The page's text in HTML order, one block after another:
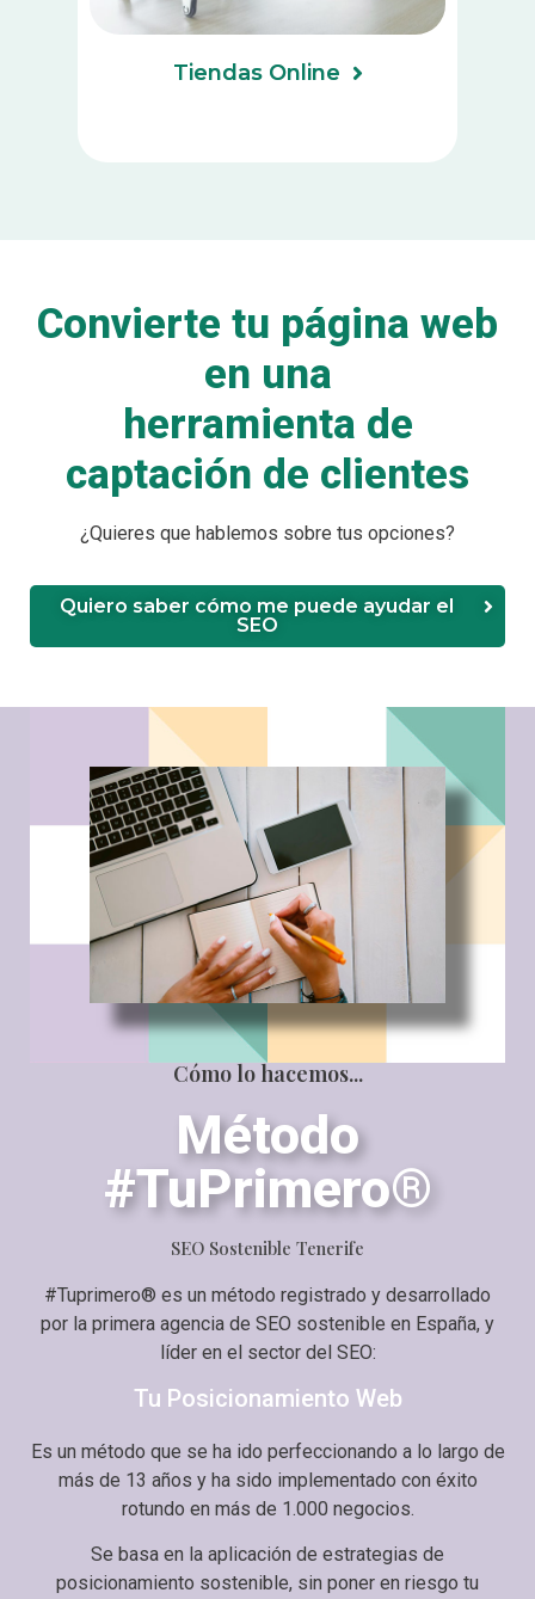
Tiendas Online
Convierte tu página web
en una
herramienta de
captación de clientes
¿Quieres que hablemos sobre tus opciones?
Quiero saber cómo me puede ayudar el
SEO
Cómo lo hacemos...
Método
#TuPrimero®
SEO Sostenible Tenerife
#Tuprimero® es un método registrado y desarrollado
por la primera agencia de SEO sostenible en España, y
líder en el sector del SEO:
Tu Posicionamiento Web
Es un método que se ha ido perfeccionando a lo largo de
más de 13 años y ha sido implementado con éxito
rotundo en más de 1.000 negocios.
Se basa en la aplicación de estrategias de
posicionamiento sostenible, sin poner en riesgo tu